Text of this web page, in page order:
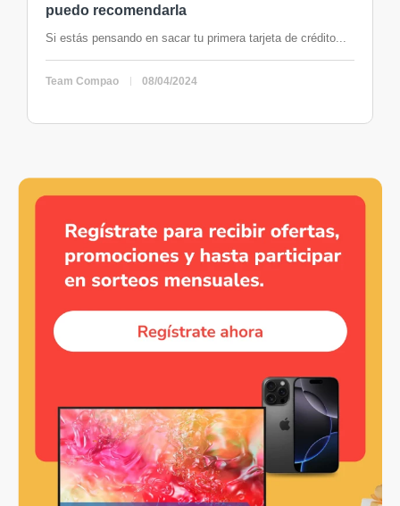
puedo recomendarla
Si estás pensando en sacar tu primera tarjeta de crédito...
Team Compao 08/04/2024